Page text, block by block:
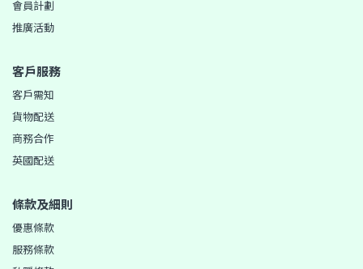
會員計劃
推廣活動
客戶服務
客戶需知
貨物配送
商務合作
英國配送
條款及細則
優惠條款
服務條款